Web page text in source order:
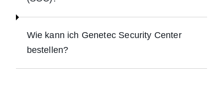
Wie kann ich Genetec Security Center
bestellen?